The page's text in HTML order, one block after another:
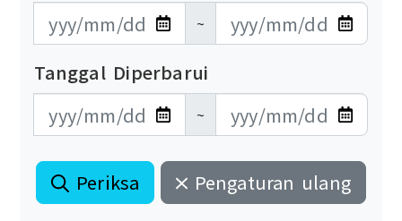
發布日期開始
~
發布日期結束
Tanggal Diperbarui
更新日期開始
~
更新日期結束
Periksa Pengaturan ulang